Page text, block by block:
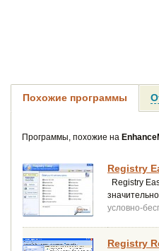
Похожие программы
Программы, похожие на
Registry
Registry
условно-
Registry